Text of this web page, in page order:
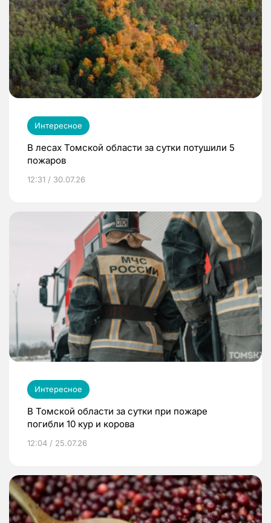
Интересное
В лесах Томской области за сутки потушили 5
пожаров
12:31 / 30.07.26
Интересное
В Томской области за сутки при пожаре
погибли 10 кур и корова
12:04 / 25.07.26